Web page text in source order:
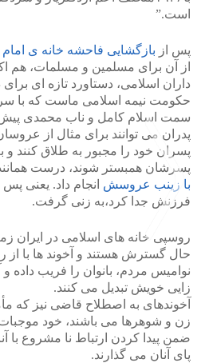
است.”
پس از بازگشایی فاحشه خانه ی
از آن برای مسلمین و مسلمات، هم
داران اسلامی، دستاورد تازه ای
حکومت نیمه اسلامی ماست که با
سمت اسلام کامل و ناب محمدی پیش
پدران می توانند برای مثال از
پسران خود را مجبور به طلاق کنند و
پسرشان همبستر شوند، درست
با زینب عروسش انجام داد. یعنی
فرزنش جدا کرد،به زنی گرفت.
روسپی خانه های اسلامی در ایران
حال گسترش هستند و آخوند ها با از
نوامیس مردم، بانوان را فریب داده و
زایی خویش تبدیل می کنند.
آخوندهای به اصطلاح قاضی نیز که
زن و شوهرها می باشند، خود
ضمن پیدا کردن ارتباط نا مشروع با
پای آنان می گذارند.
<